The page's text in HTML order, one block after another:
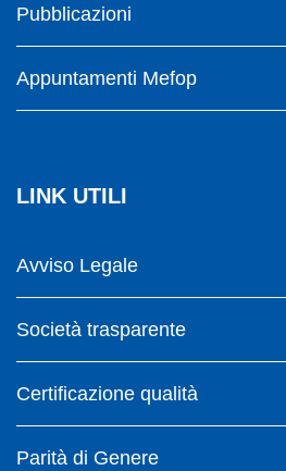
Pubblicazioni
Appuntamenti Mefop
LINK UTILI
Avviso Legale
Società trasparente
Certificazione qualità
Parità di Genere